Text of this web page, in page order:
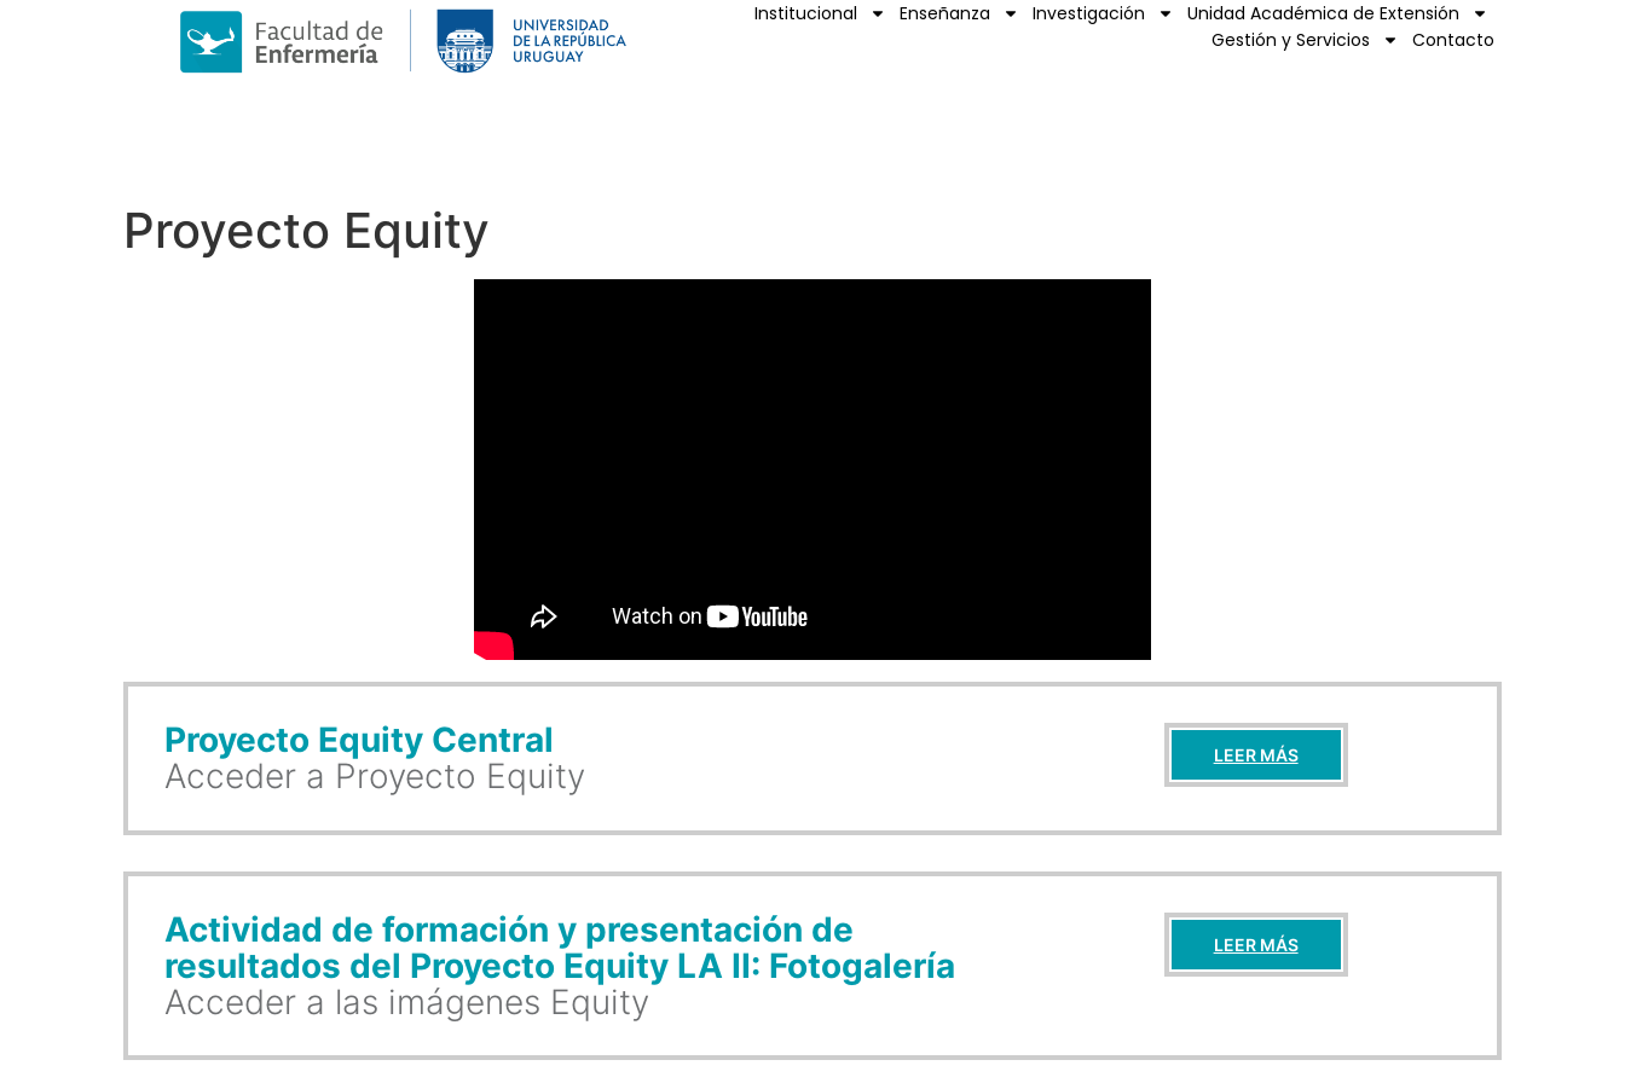
Institucional Enseñanza Investigación
Unidad Académica de Extensión
Gestión y Servicios
Contacto
Proyecto Equity
Proyecto Equity Central
Acceder a Proyecto Equity
LEER MÁS
Actividad de formación y presentación de
resultados del Proyecto Equity LA II: Fotogalería
Acceder a las imágenes Equity
LEER MÁS